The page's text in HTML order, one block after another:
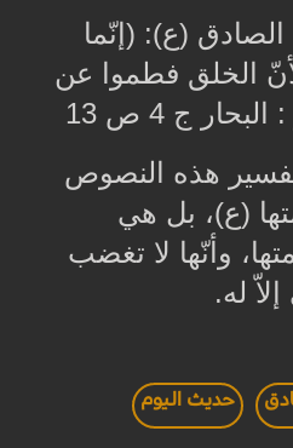
(ع): (إنّما
الخلق فطموا عن
ج 4 ص 13
هذه النصوص
(ع)، بل هي
وأنّها لا تغضب
له.
حديث اليوم